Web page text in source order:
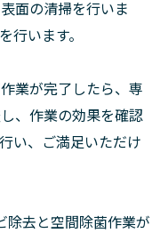
面の清掃を行いま
行います。
業が完了したら、専
、作業の効果を確認
い、ご満足いただけ
除去と空間除菌作業が